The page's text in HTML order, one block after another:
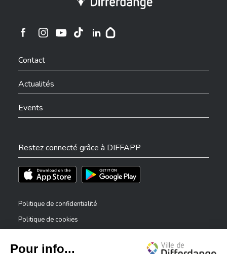
Ville de Differdange sur Instagram
Contact
Actualités
Events
Restez connecté grâce à DIFFAPP
Téléchargez l'app sur l'App StoreTéléchargez l'app sur Play Store
Politique de confidentialité
Politique de cookies
Déclaration d’accessibilité